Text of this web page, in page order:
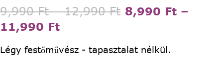
9,990Ft – 12,990Ft 8,990 Ft –
11,990 Ft
Légy festőművész - tapasztalat nélkül.